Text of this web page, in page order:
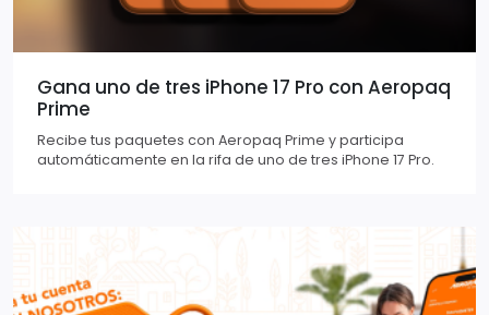
Gana uno de tres iPhone 17 Pro con Aeropaq
Prime
Recibe tus paquetes con Aeropaq Prime y participa
automáticamente en la rifa de uno de tres iPhone 17 Pro.